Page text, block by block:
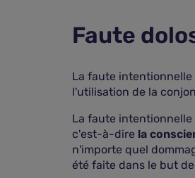
Faute
La faute intentionnelle
l'utilisation de la
La faute intentionnelle
c'est-à-dire la
n'importe quel
été faite dans le but